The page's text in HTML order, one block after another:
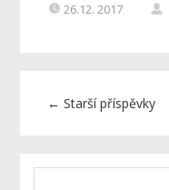
26.12. 2017
← Starší příspěvky